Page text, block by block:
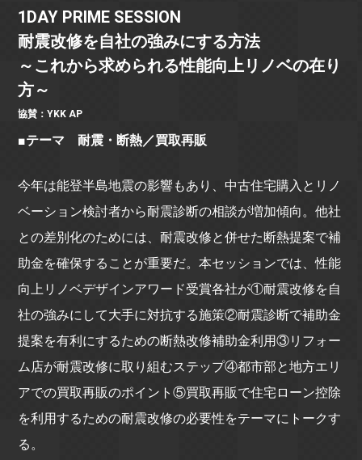
1DAY PRIME SESSION
耐震改修を自社の強みにする方法
～これから求められる性能向上リノベの在り
方～
協賛：YKK AP
■テーマ 耐震・断熱／買取再販
今年は能登半島地震の影響もあり、中古住宅購入とリノ
ベーション検討者から耐震診断の相談が増加傾向。他社
との差別化のためには、耐震改修と併せた断熱提案で補
助金を確保することが重要だ。本セッションでは、性能
向上リノベデザインアワード受賞各社が①耐震改修を自
社の強みにして大手に対抗する施策②耐震診断で補助金
提案を有利にするための断熱改修補助金利用③リフォー
ム店が耐震改修に取り組むステップ④都市部と地方エリ
アでの買取再販のポイント⑤買取再販で住宅ローン控除
を利用するための耐震改修の必要性をテーマにトークす
る。